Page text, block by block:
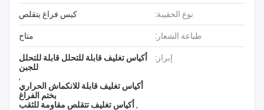
نوع الحقيبة: كيس فراغ يتقلص
طباعة الشعار: متاح
إبراز:
أكياس تغليف قابلة للتحلل قابلة للتحلل
للجبن
,
أكياس تغليف قابلة للانكماش الحراري
بختم الفراغ
, أكياس تغليف تتقلص مقاومة للثقب